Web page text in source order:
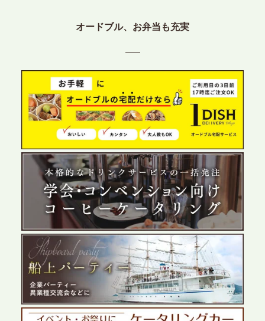
プレスリリースのご案内｜ケータリングのセカンド
目の展開で、拡大する出張パーティー・ケータリン
2026.6.4
プレスリリースのご案内｜夏の社内親睦が、配属後
の離職防止に。オフィスや会議室で縁日気分を味わ
う「お祭りケータリング」の提供を開始
2026.5.29
プレスリリースのご案内｜ケータリングのセカンド
テーブル、群馬前橋支社を設立。再開発やオフィス
展開が進む前橋エリアの企業ニーズに応え、高品質
なサービスで各種イベント・懇親会をサポート
2026.5.27
プレスリリースのご案内｜ケータリングのセカンド
テーブル、千葉本社を新設。幕張・舞浜の大型イベ
ントから主要都市の社内懇親会まで、現地拠点を活
オードブル、お弁当も充実